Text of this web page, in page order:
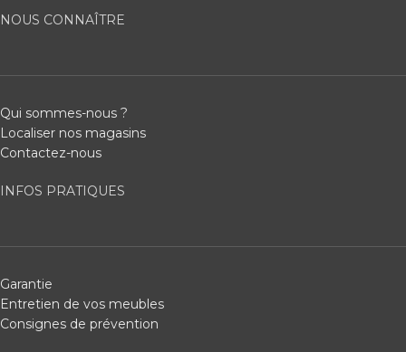
NOUS CONNAÎTRE
Qui sommes-nous ?
Localiser nos magasins
Contactez-nous
INFOS PRATIQUES
Garantie
Entretien de vos meubles
Consignes de prévention